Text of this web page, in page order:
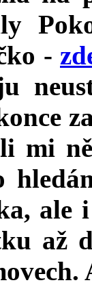
-
mi
ale
až